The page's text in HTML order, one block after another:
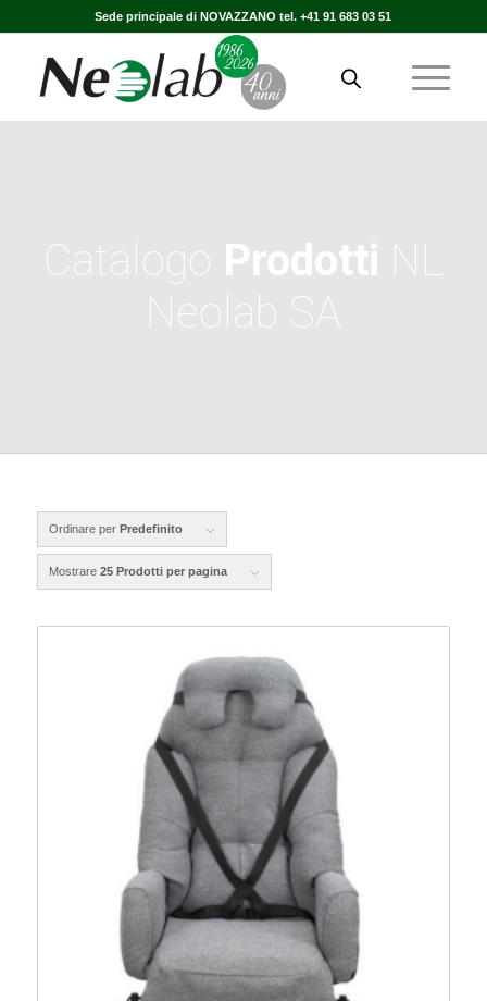
Sede principale di NOVAZZANO tel. +41 91 683 03 51
Catalogo Prodotti NL
Neolab SA
Ordinare per Predefinito
Mostrare 25 Prodotti per pagina